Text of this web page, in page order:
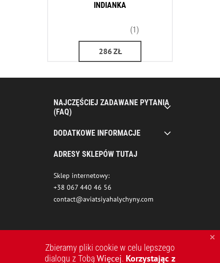
INDIANKA
(1)
286ZŁ
NAJCZĘŚCIEJ ZADAWANE PYTANIA
(FAQ)
DODATKOWE INFORMACJE
ADRESY SKLEPÓW TUTAJ
Sklep internetowy:
+38 067 440 46 56
contact@aviatsiyahalychyny.com
Zbieramy pliki cookie w celu lepszego
dialogu z TobąWięcej. Korzystając z